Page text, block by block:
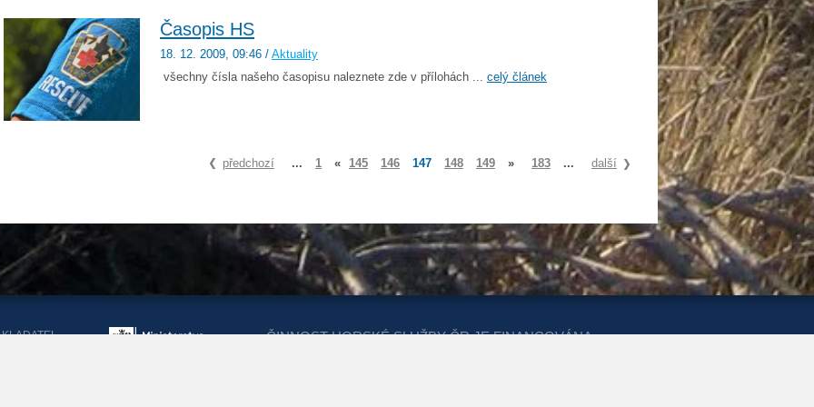
Časopis HS
18. 12. 2009, 09:46 / Aktuality
všechny čísla našeho časopisu naleznete zde v přílohách ... celý článek
předchozí ... 1 « 145 146 147 148 149 » 183 ... další
ČINNOST HORSKÉ SLUŽBY ČR JE FINANCOVÁNA